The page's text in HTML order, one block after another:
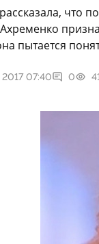
что
пытается
2017 07:40 0